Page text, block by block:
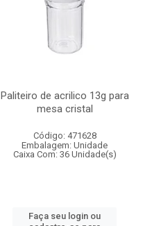
Paliteiro de acrilico 13g para
mesa cristal
Código: 471628
Embalagem: Unidade
Caixa Com: 36 Unidade(s)
Faça seu login ou